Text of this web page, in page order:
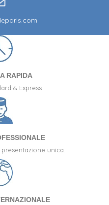
RAPIDA
& Express
unica.